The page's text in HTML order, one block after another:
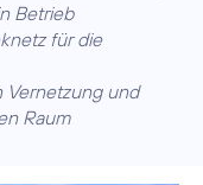
Betrieb
für die
Vernetzung und
Raum